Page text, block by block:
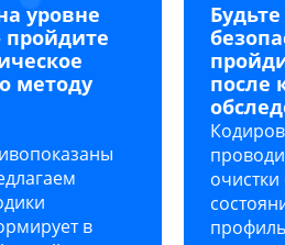
уровне
методу
в
после